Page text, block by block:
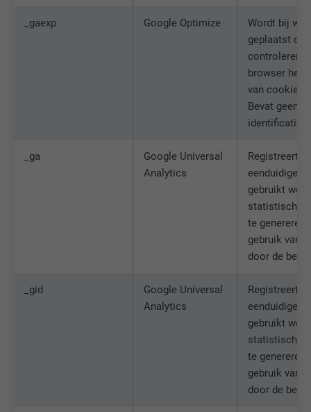
_gaexp Google Optimize
Wordt bij
geplaatst
controleren
browser het
van cookies
Bevat geen
_ga
Google Universal
Analytics
Registreert
eenduidige
gebruikt
statistische
te genereren
gebruik van
door de
_gid
Google Universal
Analytics
Registreert
eenduidige
gebruikt
statistische
te genereren
gebruik van
door de